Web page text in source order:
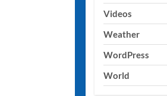
Videos
Weather
WordPress
World